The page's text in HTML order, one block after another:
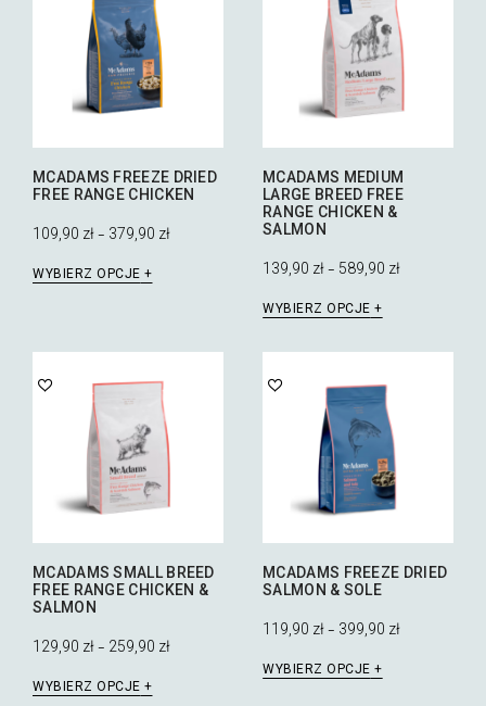
można
wybrać
na
stronie
produktu
Opcje
można
wybrać
na
stronie
MCADAMS FREEZE DRIED
FREE RANGE CHICKEN
109,90 zł – 379,90 zł
WYBIERZ OPCJE
produkt
wariantów.
można
wybrać
na
stronie
produktu
MCADAMS MEDIUM
LARGE BREED FREE
RANGE CHICKEN &
SALMON
139,90 zł – 589,90 zł
WYBIERZ OPCJE
produkt
wariantów.
Opcje
można
wybrać
na
stronie
MCADAMS SMALL BREED
FREE RANGE CHICKEN &
SALMON
129,90 zł – 259,90 zł
WYBIERZ OPCJE
produkt
MCADAMS FREEZE DRIED
SALMON & SOLE
119,90 zł – 399,90 zł
WYBIERZ OPCJE
produkt